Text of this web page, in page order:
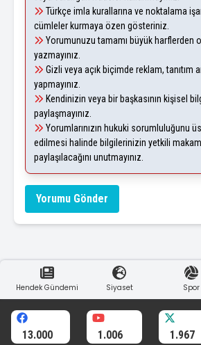
Türkçe imla kurallarına ve noktalama
cümleler kurmaya özen gösteriniz.
Yorumunuzu tamamı büyük harflerden
yazmayınız.
Gizli veya açık biçimde reklam, tanıtım
yapmayınız.
Kendinizin veya bir başkasının kişisel
paylaşmayınız.
Yorumlarınızın hukuki sorumluluğunu
edilmesi halinde bilgilerinizin yetkili
paylaşılacağını unutmayınız.
Yorumu Gönder
Hendek Gündemi Siyaset Spor
13.000 1.006 1.967